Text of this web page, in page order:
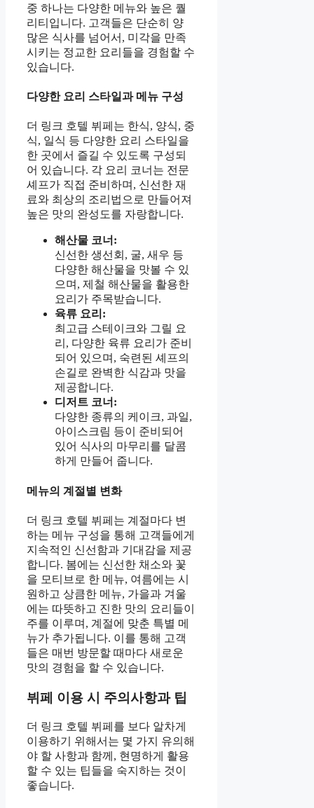
중 하나는 다양한 메뉴와 높은 퀄
리티입니다. 고객들은 단순히 양
많은 식사를 넘어서, 미각을 만족
시키는 정교한 요리들을 경험할 수
있습니다.
다양한 요리 스타일과 메뉴 구성
더 링크 호텔 뷔페는 한식, 양식, 중
식, 일식 등 다양한 요리 스타일을
한 곳에서 즐길 수 있도록 구성되
어 있습니다. 각 요리 코너는 전문
셰프가 직접 준비하며, 신선한 재
료와 최상의 조리법으로 만들어져
높은 맛의 완성도를 자랑합니다.
해산물 코너:
신선한 생선회, 굴, 새우 등
다양한 해산물을 맛볼 수 있
으며, 제철 해산물을 활용한
요리가 주목받습니다.
육류 요리:
최고급 스테이크와 그릴 요
리, 다양한 육류 요리가 준비
되어 있으며, 숙련된 셰프의
손길로 완벽한 식감과 맛을
제공합니다.
디저트 코너:
다양한 종류의 케이크, 과일,
아이스크림 등이 준비되어
있어 식사의 마무리를 달콤
하게 만들어 줍니다.
메뉴의 계절별 변화
더 링크 호텔 뷔페는 계절마다 변
하는 메뉴 구성을 통해 고객들에게
지속적인 신선함과 기대감을 제공
합니다. 봄에는 신선한 채소와 꽃
을 모티브로 한 메뉴, 여름에는 시
원하고 상큼한 메뉴, 가을과 겨울
에는 따뜻하고 진한 맛의 요리들이
주를 이루며, 계절에 맞춘 특별 메
뉴가 추가됩니다. 이를 통해 고객
들은 매번 방문할 때마다 새로운
맛의 경험을 할 수 있습니다.
뷔페 이용 시 주의사항과 팁
더 링크 호텔 뷔페를 보다 알차게
이용하기 위해서는 몇 가지 유의해
야 할 사항과 함께, 현명하게 활용
할 수 있는 팁들을 숙지하는 것이
좋습니다.